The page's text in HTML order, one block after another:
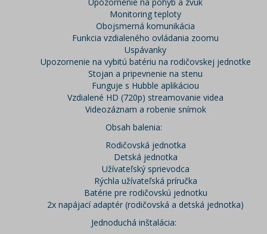
Monitoring teploty
Obojsmerná komunikácia
Funkcia vzdialeného ovládania zoomu
Uspávanky
Upozornenie na vybitú batériu na rodičovskej jednotke
Stojan a pripevnenie na stenu
Funguje s Hubble aplikáciou
Vzdialené HD (720p) streamovanie videa
Videozáznam a robenie snímok
Obsah balenia:
Rodičovská jednotka
Detská jednotka
Užívateľský sprievodca
Rýchla užívateľská príručka
Batérie pre rodičovskú jednotku
2x napájací adaptér (rodičovská a detská jednotka)
Jednoduchá inštalácia: